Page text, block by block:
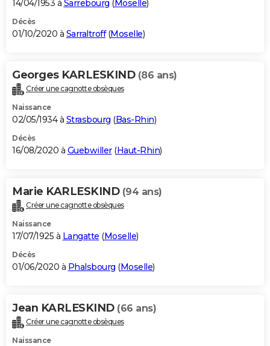
14/04/1953 à Sarrebourg ( Moselle)
Décès
01/10/2020 à Sarraltroff(Moselle)
Georges KARLESKIND (86 ans)
Créer une cagnotte obsèques
Naissance
02/05/1934 à Strasbourg (Bas-Rhin)
Décès
16/08/2020 à Guebwiller(Haut-Rhin)
Marie KARLESKIND (94 ans)
Créer une cagnotte obsèques
Naissance
17/07/1925 à Langatte (Moselle)
Décès
01/06/2020 à Phalsbourg (Moselle)
Jean KARLESKIND (66 ans)
Créer une cagnotte obsèques
Naissance